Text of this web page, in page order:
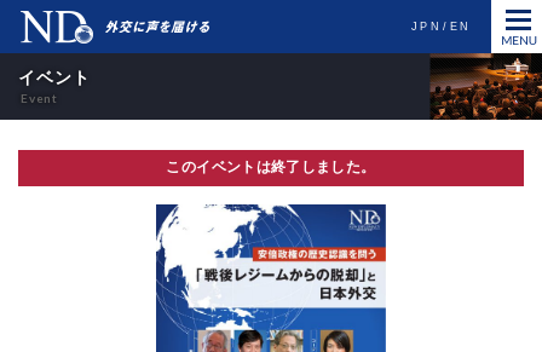
JPN EN
イベント
このイベントは終了しました。